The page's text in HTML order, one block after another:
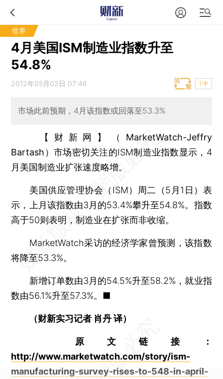
世界
4月美国ISM制造业指数升至
54.8%
2012年05月02日 07:46 T中
市场此前预期，4月该指数或回落至53.3%
【财新网】（MarketWatch-Jeffry
Bartash） 市场密切关注的ISM制造业指数显示，4
月美国制造业扩张速度略增。
美国供应管理协会（ISM）周二（5月1日）表
示，上月该指数由3月的53.4%攀升至54.8%。指数
高于50则表明，制造业在扩张而非收缩。
MarketWatch采访的经济学家曾预测，该指数
将降至53.3%。
新增订单数由3月的54.5%升至58.2%，就业指
数由56.1%升至57.3%。■
（财新实习记者 肖丹 译）
原文链接：
http://www.marketwatch.com/story/ism-
manufacturing-survey-rises-to-548-in-april-